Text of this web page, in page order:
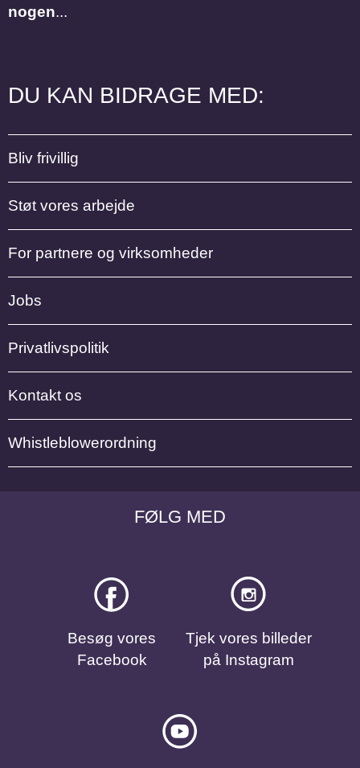
FØLG MED
Besøg vores
Facebook
Tjek vores billeder
på Instagram
nogen...
DU KAN BIDRAGE MED:
Bliv frivillig
Støt vores arbejde
For partnere og virksomheder
Jobs
Privatlivspolitik
Kontakt os
Whistleblowerordning